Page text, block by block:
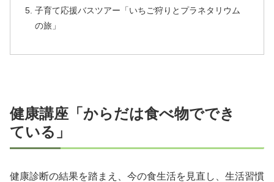
子育て応援バスツアー「いちご狩りとプラネタリウム
の旅」
健康講座「からだは食べ物ででき
ている」
健康診断の結果を踏まえ、今の食生活を見直し、生活習慣